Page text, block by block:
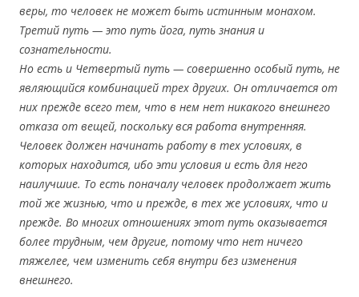
веры, то человек не может быть истинным монахом.
Третий путь — это путь йога, путь знания и
сознательности.
Но есть и Четвертый путь — совершенно особый путь, не
являющийся комбинацией трех других. Он отличается от
них прежде всего тем, что в нем нет никакого внешнего
отказа от вещей, поскольку вся работа внутренняя.
Человек должен начинать работу в тех условиях, в
которых находится, ибо эти условия и есть для него
наилучшие. То есть поначалу человек продолжает жить
той же жизнью, что и прежде, в тех же условиях, что и
прежде. Во многих отношениях этот путь оказывается
более трудным, чем другие, потому что нет ничего
тяжелее, чем изменить себя внутри без изменения
внешнего.